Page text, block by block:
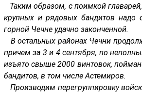
Таким образом, с поимкой главарей,
крупных и рядовых бандитов надо
горной Чечне удачно законченной.
В остальных районах Чечни
причем за 3 и 4 сентября, по
изъято свыше 2000 винтовок,
бандитов, в том числе Астемиров.
Производим перегруппировку